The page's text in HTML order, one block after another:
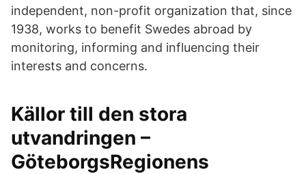
independent, non-profit organization that, since
1938, works to benefit Swedes abroad by
monitoring, informing and influencing their
interests and concerns.
Källor till den stora
utvandringen –
GöteborgsRegionens